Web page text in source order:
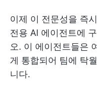
이제 이 전문성을 즉
전용 AI 에이전트에
오. 이 에이전트들은
게 통합되어 팀에 탁
니다.